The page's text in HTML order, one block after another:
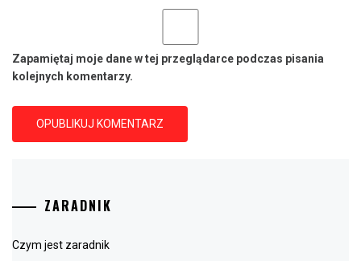
Zapamiętaj moje dane w tej przeglądarce podczas pisania
kolejnych komentarzy.
ZARADNIK
Czym jest zaradnik